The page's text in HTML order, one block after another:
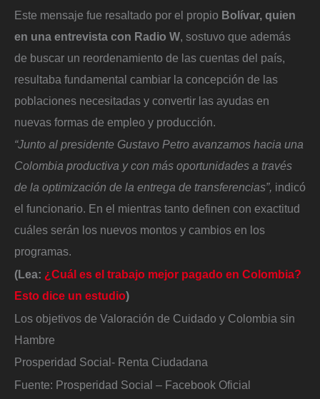
Este mensaje fue resaltado por el propio Bolívar, quien
en una entrevista con Radio W, sostuvo que además
de buscar un reordenamiento de las cuentas del país,
resultaba fundamental cambiar la concepción de las
poblaciones necesitadas y convertir las ayudas en
nuevas formas de empleo y producción.
“Junto al presidente Gustavo Petro avanzamos hacia una
Colombia productiva y con más oportunidades a través
de la optimización de la entrega de transferencias”, indicó
el funcionario. En el mientras tanto definen con exactitud
cuáles serán los nuevos montos y cambios en los
programas.
(Lea: ¿Cuál es el trabajo mejor pagado en Colombia?
Esto dice un estudio)
Los objetivos de Valoración de Cuidado y Colombia sin
Hambre
Prosperidad Social- Renta Ciudadana
Fuente: Prosperidad Social – Facebook Oficial